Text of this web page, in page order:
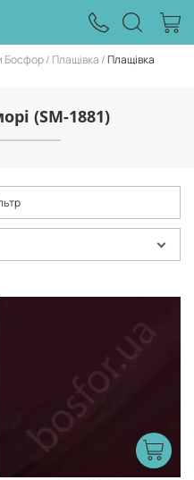
Босфор Плащівка Плащівка
(SM-1881)